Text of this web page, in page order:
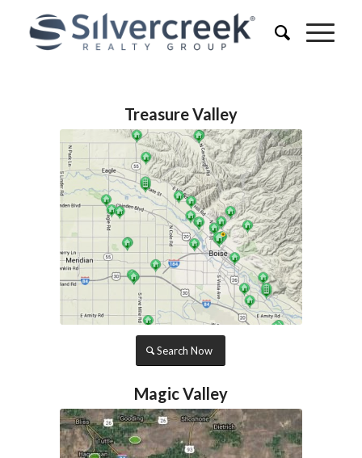
Treasure Valley
Search Now
Magic Valley